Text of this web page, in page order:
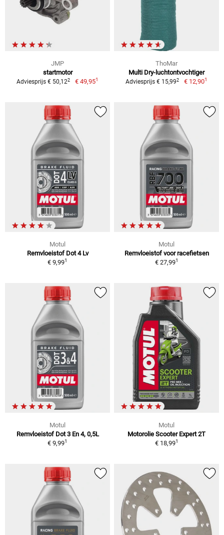
JMP
startmotor
Adviesprijs € 50,122 € 49,951
ThoMar
Multi Dry-luchtontvochtiger
Adviesprijs € 15,992 € 12,901
Motul
Remvloeistof Dot 4 Lv
€ 9,991
Motul
Remvloeistof voor racefietsen
€ 27,991
Motul
Remvloeistof Dot 3 En 4, 0,5L
€ 9,991
Motul
Motorolie Scooter Expert 2T
€ 18,991